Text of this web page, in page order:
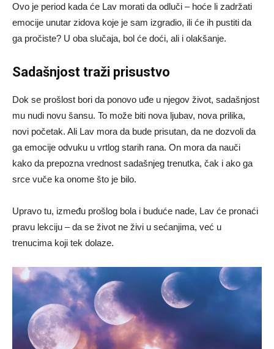
Ovo je period kada će Lav morati da odluči – hoće li zadržati
emocije unutar zidova koje je sam izgradio, ili će ih pustiti da
ga pročiste? U oba slučaja, bol će doći, ali i olakšanje.
Sadašnjost traži prisustvo
Dok se prošlost bori da ponovo uđe u njegov život, sadašnjost
mu nudi novu šansu. To može biti nova ljubav, nova prilika,
novi početak. Ali Lav mora da bude prisutan, da ne dozvoli da
ga emocije odvuku u vrtlog starih rana. On mora da nauči
kako da prepozna vrednost sadašnjeg trenutka, čak i ako ga
srce vuče ka onome što je bilo.
Upravo tu, između prošlog bola i buduće nade, Lav će pronaći
pravu lekciju – da se život ne živi u sećanjima, već u
trenucima koji tek dolaze.